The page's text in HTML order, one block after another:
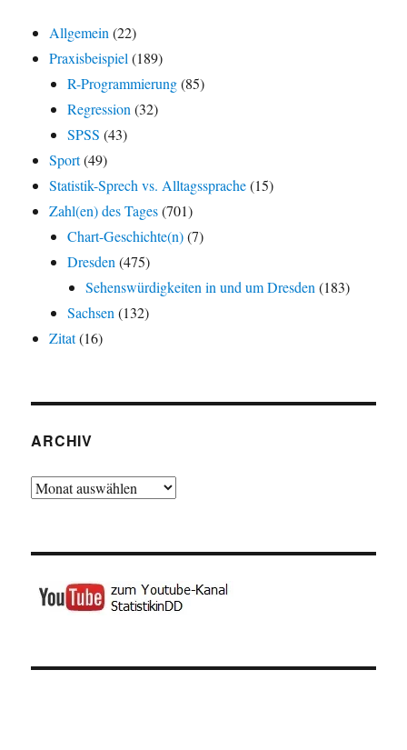
Allgemein (22)
Praxisbeispiel (189)
R-Programmierung(85)
Regression (32)
SPSS (43)
Sport(49)
Statistik-Sprech vs. Alltagssprache(15)
Zahl(en) des Tages(701)
Chart-Geschichte(n)(7)
Dresden (475)
Sehenswürdigkeiten in und um Dresden (183)
Sachsen (132)
Zitat(16)
ARCHIV
Archiv